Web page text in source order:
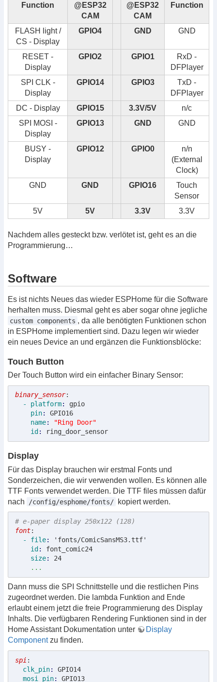
Function
@ESP32
CAM
@ESP32
CAM
Function
FLASH light /
CS - Display
GPIO4 GND GND
RESET -
Display
GPIO2 GPIO1
RxD -
DFPlayer
SPI CLK -
Display
GPIO14 GPIO3
TxD -
DFPlayer
DC - Display
GPIO15 3.3V/5V
n/c
SPI MOSI -
Display
GPIO13 GND GND
BUSY -
Display
GPIO12 GPIO0
n/n
(External
Clock)
GND
GND GPIO16
Touch
Sensor
5V
5V 3.3V 3.3V
Nachdem alles gesteckt bzw. verlötet ist, geht es an die
Programmierung…
Software
Es ist nichts Neues das wieder ESPHome für die Software
herhalten muss. Diesmal geht es aber sogar ohne jegliche
custom components , da alle benötigten Funktionen schon
in ESPHome implementiert sind. Dazu legen wir wieder
ein neues Device an und ergänzen die Funktionsblöcke:
Touch Button
Der Touch Button wird ein einfacher Binary Sensor:
binary_sensor:
  - platform
: gpio
    pin
: GPIO16
    name
:
"Ring Door"
    id
: ring_door_sensor
Display
Für das Display brauchen wir erstmal Fonts und
Sonderzeichen, die wir verwenden wollen. Es können alle
TTF Fonts verwendet werden. Die TTF files müssen dafür
nach
/config/esphome/fonts/ kopiert werden.
# e-paper display 250x122 (128)
font:
  - file
:
'fonts/ComicSansMS3.ttf'
    id
: font_comic24
    size
: 24
...
Dann muss die SPI Schnittstelle und die restlichen Pins
zugeordnet werden. Die lambda Funktion and Ende
erlaubt einem jetzt die freie Programmierung des Display
Inhalts. Die verfügbaren Rendering Funktionen sind in der
Home Assistant Dokumentation unter
Display
Componentzu finden.
spi :
  clk_pin
: GPIO14
  mosi_pin
: